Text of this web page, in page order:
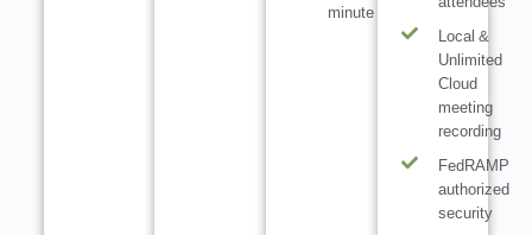
minute
Local &
Unlimited
Cloud
meeting
recording
FedRAMP
authorized
security